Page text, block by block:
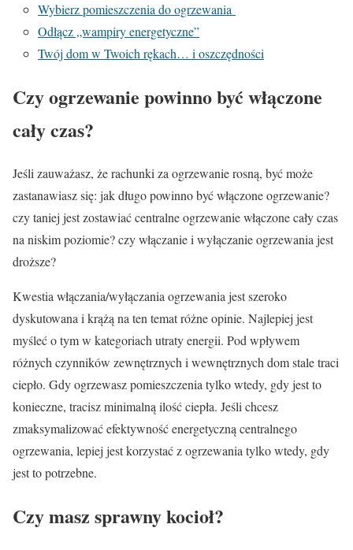
Wybierz pomieszczenia do ogrzewania
Odłącz „wampiry energetyczne”
Twój dom w Twoich rękach… i oszczędności
Czy ogrzewanie powinno być włączone
cały czas?
Jeśli zauważasz, że rachunki za ogrzewanie rosną, być może
zastanawiasz się: jak długo powinno być włączone ogrzewanie?
czy taniej jest zostawiać centralne ogrzewanie włączone cały czas
na niskim poziomie? czy włączanie i wyłączanie ogrzewania jest
droższe?
Kwestia włączania/wyłączania ogrzewania jest szeroko
dyskutowana i krążą na ten temat różne opinie. Najlepiej jest
myśleć o tym w kategoriach utraty energii. Pod wpływem
różnych czynników zewnętrznych i wewnętrznych dom stale traci
ciepło. Gdy ogrzewasz pomieszczenia tylko wtedy, gdy jest to
konieczne, tracisz minimalną ilość ciepła. Jeśli chcesz
zmaksymalizować efektywność energetyczną centralnego
ogrzewania, lepiej jest korzystać z ogrzewania tylko wtedy, gdy
jest to potrzebne.
Czy masz sprawny kocioł?